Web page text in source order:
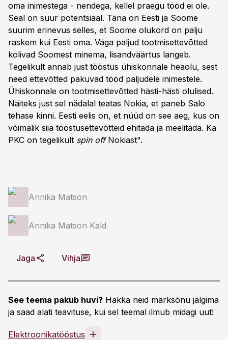
oma inimestega - nendega, kellel praegu tööd ei ole.
Seal on suur potentsiaal. Täna on Eesti ja Soome
suurim erinevus selles, et Soome olukord on palju
raskem kui Eesti oma. Väga paljud tootmisettevõtted
kolivad Soomest minema, lisandväärtus langeb.
Tegelikult annab just tööstus ühiskonnale heaolu, sest
need ettevõtted pakuvad tööd paljudele inimestele.
Ühiskonnale on tootmisettevõtted hästi-hästi olulised.
Näiteks just sel nädalal teatas Nokia, et paneb Salo
tehase kinni. Eesti eelis on, et nüüd on see aeg, kus on
võimalik siia tööstusettevõtteid ehitada ja meelitada. Ka
PKC on tegelikult spin offNokiast".
Annika Matson
Annika Matson Kald
Jaga Vihja
See teema pakub huvi? Hakka neid märksõnu jälgima
ja saad alati teavituse, kui sel teemal ilmub midagi uut!
Elektroonikatööstus